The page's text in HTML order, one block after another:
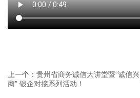
上一个： 贵州省商务诚信大讲堂暨“诚信兴
商” 银企对接系列活动！